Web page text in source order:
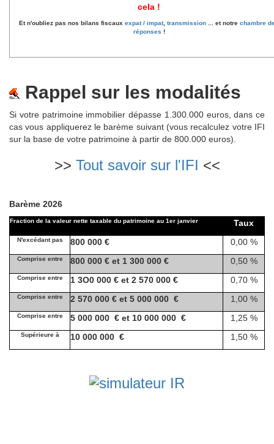
cela !
Et n'oubliez pas nos bilans fiscaux expat / impat, transmission ... et notre chambre
réponses !
Rappel sur les modalités
Si votre patrimoine immobilier dépasse 1.300.000 euros, dans ce
cas vous appliquerez le barème suivant (vous recalculez votre IFI
sur la base de votre patrimoine à partir de 800.000 euros).
>> Tout savoir sur l'IFI <<
Barème 2026
Fraction de la valeur nette taxable du patrimoine au 1er janvier Taux
N'excédant pas 800 000 € 0,00 %
Comprise entre 800 000 € et 1 300 000 € 0,50 %
Comprise entre 1 3O0 000 € et 2 570 000 € 0,70 %
Comprise entre 2 570 000 € et 5 000 000 € 1,00 %
Comprise entre 5 000 000 € et 10 000 000 € 1,25 %
Supérieure à 10 000 000 € 1,50 %